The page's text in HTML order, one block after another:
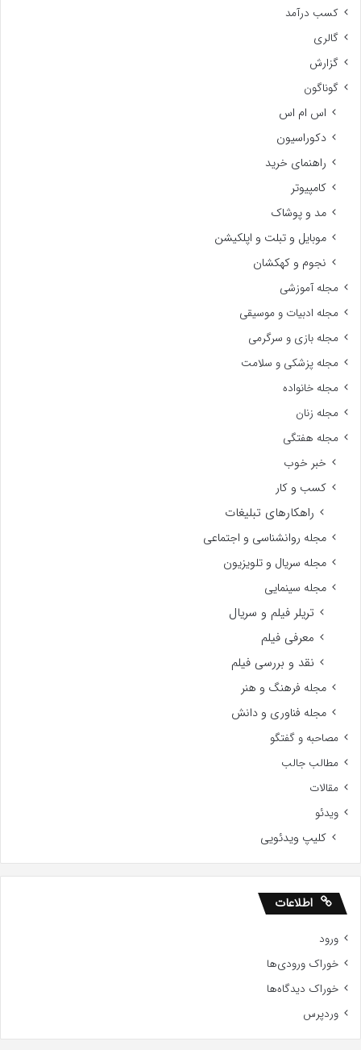
کسب درآمد
گالری
گزارش
گوناگون
اس ام اس
دکوراسیون
راهنمای خرید
کامپیوتر
مد و پوشاک
موبایل و تبلت و اپلکیشن
نجوم و کهکشان
مجله آموزشی
مجله ادبیات و موسیقی
مجله بازی و سرگرمی
مجله پزشکی و سلامت
مجله خانواده
مجله زنان
مجله هفتگی
خبر خوب
کسب و کار
راهکارهای تبلیغات
مجله روانشناسی و اجتماعی
مجله سریال و تلویزیون
مجله سینمایی
تریلر فیلم و سریال
معرفی فیلم
نقد و بررسی فیلم
مجله فرهنگ و هنر
مجله فناوری و دانش
مصاحبه و گفتگو
مطالب جالب
مقالات
ویدئو
کلیپ ویدئویی
اطلاعات
ورود
خوراک ورودی‌ها
خوراک دیدگاه‌ها
وردپرس